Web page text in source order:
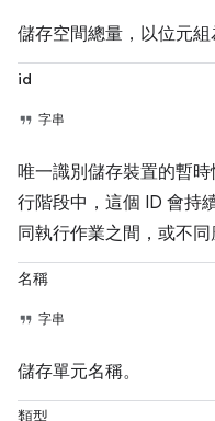
儲存空間總量，以位元組
id
字串
唯一識別儲存裝置的暫
行階段中，這個 ID 會持
同執行作業之間，或不同
名稱
字串
儲存單元名稱。
類型